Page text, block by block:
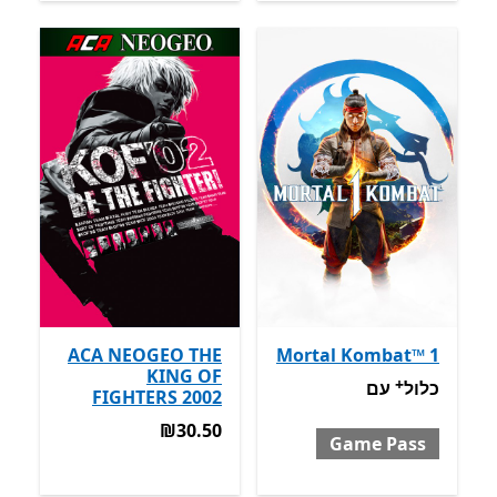
Mortal Kombat™ 1
כלול עם Game Pass
מבצעים על רכישת אפליקציות כלול+ עם
Game Pass
ACA NEOGEO THE
KING OF
FIGHTERS 2002
‪₪30.50‬
‪₪30.50‬